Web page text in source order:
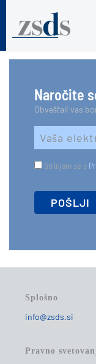
Naročite
Obveščali vas
Strinjam se s
Splošno
info@zsds.si
Pravno